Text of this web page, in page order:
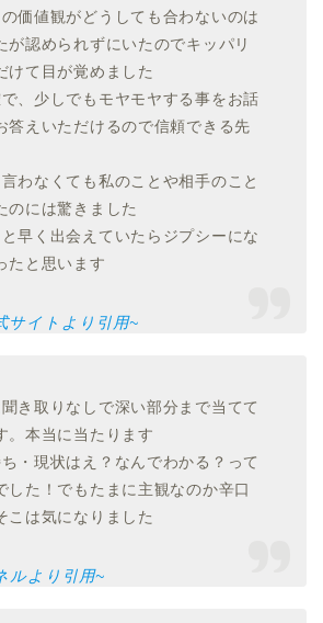
価値観がどうしても合わないのは
が認められずにいたのでキッパリ
けて目が覚めました
、少しでもモヤモヤする事をお話
答えいただけるので信頼できる先
わなくても私のことや相手のこと
のには驚きました
早く出会えていたらジプシーにな
たと思います
サイトより引用~
き取りなしで深い部分まで当てて
。本当に当たります
・現状はえ？なんでわかる？って
した！でもたまに主観なのか辛口
こは気になりました
ルより引用~